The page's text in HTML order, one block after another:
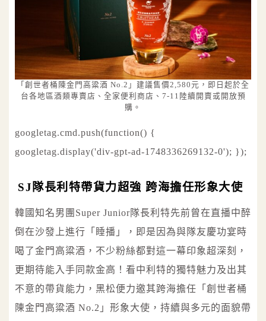
「創世者桶陳金門高粱酒 No.2」建議售價2,580元，即日起於全
台各地區酒類專賣店、全家便利商店、7-11陸續開賣或開放預
購。
googletag.cmd.push(function() {
googletag.display('div-gpt-ad-1748336269132-0'); });
SJ隊長利特帶貨力超強 跨海擔任形象大使
韓國知名男團Super Junior隊長利特先前曾在直播中醉
倒在沙發上進行「睡播」，即是因為與隊友慶功宴時
喝了金門高粱酒，不少粉絲都對這一幕印象超深刻，
更期待能入手同款金高！看中利特的獨特魅力及出其
不意的帶貨能力，黑松便力邀其跨海擔任「創世者桶
陳金門高粱酒 No.2」形象大使，持續與多元的面貌帶